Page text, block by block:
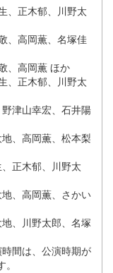
、正木郁、川野太
、高岡薫、名塚佳
、高岡薫 ほか
、正木郁、川野太
津山幸宏、石井陽
、高岡薫、松本梨
正木郁、川野太
、高岡薫、さかい
、川野太郎、名塚
間は、公演時期が